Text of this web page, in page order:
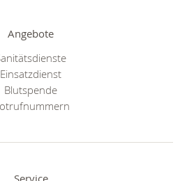
Angebote
Einsatzdienst
Blutspende